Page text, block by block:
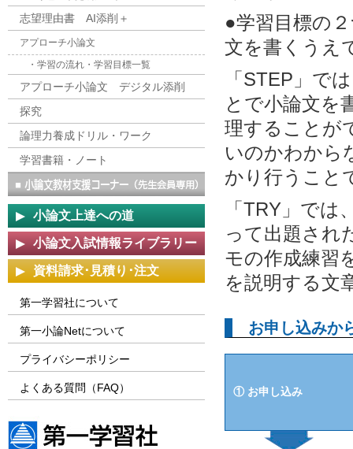
志望理由書 AI添削＋
アプローチ小論文
・学習の流れ・学習目標一覧
アプローチ小論文 デジタル添削
探究
論理力養成ドリル・ワーク
学習書籍・ノート
小論文上達への道
小論文入試情報ライブラリー
資料請求･見積り･注文
第一学習社について
第一小論Netについて
プライバシーポリシー
よくある質問（FAQ）
●学習目標の
文を書くうえ
「STEP」で
とで小論文を
理することが
いのかわから
かり行うこと
「TRY」で
って出題され
モの作成練習
を説明する文
お申し込みか
① お申し込み